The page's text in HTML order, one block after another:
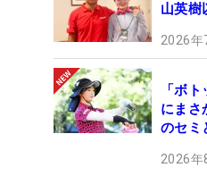
山英樹
2026年
「ボ
にま
のセミ
2026年